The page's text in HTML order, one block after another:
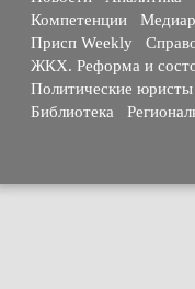
Компетенции
Присп Weekly
ЖКХ. Реформа и
Политические юристы
Библиотека